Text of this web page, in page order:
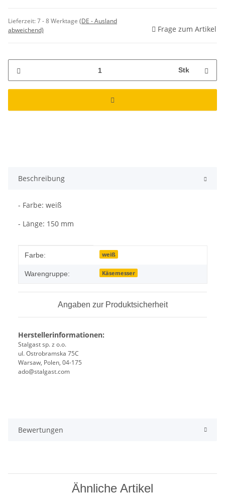
Lieferzeit:7 - 8 Werktage (DE - Ausland
abweichend)
Frage zum Artikel
Stk
Beschreibung
- Farbe: weiß
- Länge: 150 mm
Produkteigenschaft
Wert
Farbe: weiß
Warengruppe: Käsemesser
Angaben zur Produktsicherheit
Herstellerinformationen:
Stalgast sp. z o.o.
ul. Ostrobramska 75C
Warsaw, Polen, 04-175
ado@stalgast.com
Bewertungen
Ähnliche Artikel